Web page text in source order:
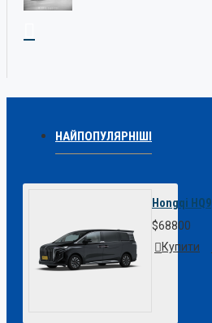
НАЙПОПУЛЯРНІШІ
Hongqi HQ9
$68800
Купити